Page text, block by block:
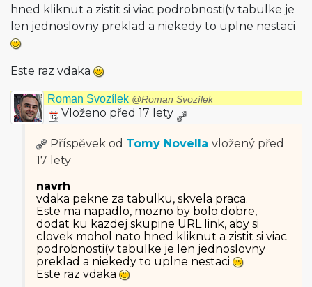
hned kliknut a zistit si viac podrobnosti(v ta­bulke je
len jednoslovny preklad a niekedy to uplne nestaci
Este raz vdaka
Roman Svozílek @Roman Svozílek
Vloženo před 17 lety
Příspěvek od Tomy Novella vložený před
17 lety
navrh
vdaka pekne za tabulku, skvela praca.
Este ma napadlo, mozno by bolo dobre,
dodat ku kazdej skupine URL link, aby si
clovek mohol nato hned kliknut a zistit si viac
podrobnosti(v ta­bulke je len jednoslovny
preklad a niekedy to uplne nestaci
Este raz vdaka